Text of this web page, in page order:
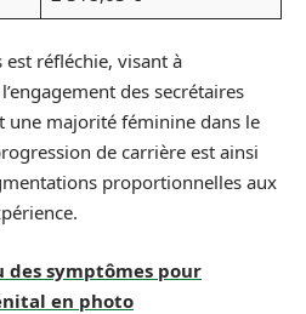
est réfléchie, visant à
des secrétaires
une majorité féminine dans le
de carrière est ainsi
proportionnelles aux
des symptômes pour
en photo